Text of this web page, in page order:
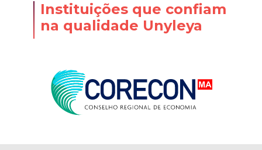
Instituições que confiam
na qualidade Unyleya